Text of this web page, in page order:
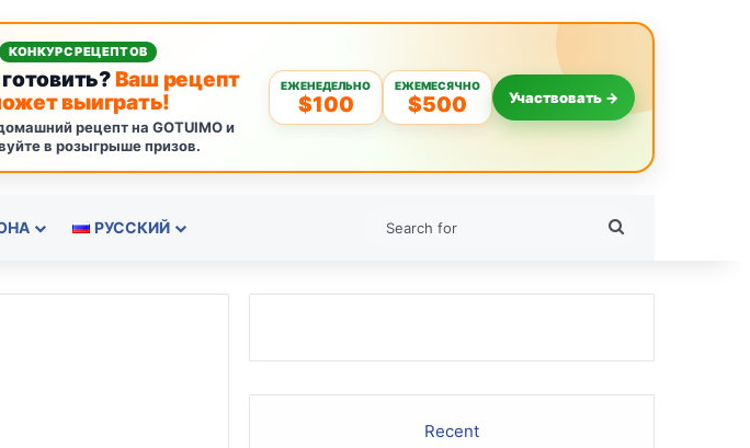
КОНКУРС РЕЦЕПТОВ
Ваш рецепт
выиграть!
рецепт на GOTUIMO и
в розыгрыше призов.
ЕЖЕНЕДЕЛЬНО
$100
ЕЖЕМЕСЯЧНО
$500 Участвовать →
РУССКИЙ
Recent